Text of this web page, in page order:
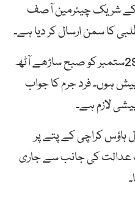
کے شریک چیئرمین آصف
کا سمن ارسال کر دیا ہے۔
سمن کے مطابق آصف زرداری 29ستمبر کو صبح ساڑھے آٹھ
ہوں۔ فرد جرم کا جواب
لازم ہے۔
ہاؤس کراچی کے پتے پر
عدالت کی جانب سے جاری